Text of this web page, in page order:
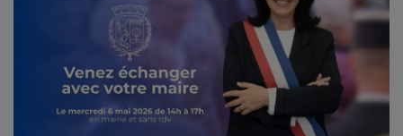
Team Building Radio